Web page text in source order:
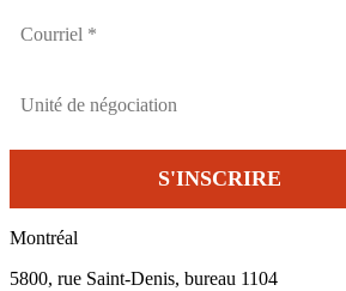
Montréal
5800, rue Saint-Denis, bureau 1104